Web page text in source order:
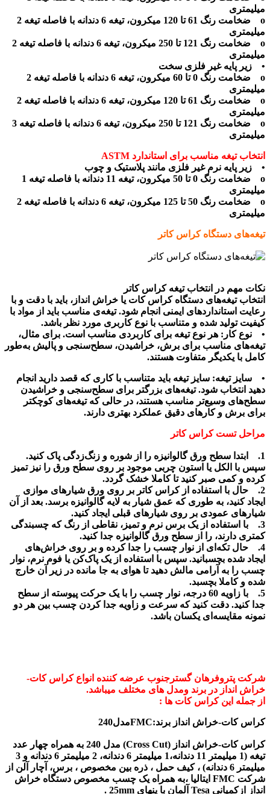
میلیمتری
o ضخامت رنگ 61 تا 120 میکرون، تیغه 6 دندانه با فاصله تیغه 2
میلیمتری
o ضخامت رنگ 121 تا 250 میکرون، تیغه 6 دندانه با فاصله تیغه 2
میلیمتری
• زیر پایه غیر فلزی سخت
o ضخامت رنگ 0 تا 60 میکرون، تیغه 6 دندانه با فاصله تیغه 2
میلیمتری
o ضخامت رنگ 61 تا 120 میکرون، تیغه 6 دندانه با فاصله تیغه 2
میلیمتری
o ضخامت رنگ 121 تا 250 میکرون، تیغه 6 دندانه با فاصله تیغه 3
میلیمتری
انتخاب تیغه مناسب برای استاندارد ASTM
• زیر پایه نرم غیر فلزی مانند پلاستیک و چوب
o ضخامت رنگ 0 تا 50 میکرون، تیغه 11 دندانه با فاصله تیغه 1
میلیمتری
o ضخامت رنگ 50 تا 125 میکرون، تیغه 6 دندانه با فاصله تیغه 2
میلیمتری
تیغه‌های دستگاه کراس کاتر
نکات مهم در انتخاب تیغه کراس کاتر
انتخاب تیغه‌های دستگاه کراس کات یا خراش انداز، باید با دقت و با
رعایت استانداردهای ایمنی انجام شود. تیغه‌ی مناسب باید از مواد با
کیفیت تولید شده و متناسب با نوع کاربری مورد نظر باشد.
• نوع کار: هر نوع تیغه برای کاربردی مناسب است. برای مثال،
تیغه‌های مناسب برای برش، خراشیدن، سطح‌سنجی و پالیش به‌طور
کامل با یکدیگر متفاوت هستند.
• سایز تیغه: سایز تیغه باید متناسب با کاری که قصد دارید انجام
دهید انتخاب شود. تیغه‌های بزرگتر برای سطح‌سنجی و خراشیدن
سطح‌های وسیع‌تر مناسب هستند، در حالی که تیغه‌های کوچکتر
برای برش و کارهای دقیق عملکرد بهتری دارند.
مراحل تست کراس کاتر
1. ابتدا سطح ورق گالوانیزه را از شوره و زنگ‌زدگی پاک کنید.
سپس با الکل یا استون چربی موجود بر روی سطح ورق را نیز تمیز
کرده و کمی صبر کنید تا کاملا خشک گردد.
2. حال با استفاده از کراس کاتر بر روی ورق شیارهای موازی
ایجاد کنید، به طوری که عمق شیار به لایه گالوانیزه برسد. بعد از آن
شیارهای عمودی بر روی شیارهای قبلی ایجاد کنید.
3. با استفاده از یک برس نرم و تمیز، نقاطی از رنگ که چسبندگی
کمتری دارند، را از سطح ورق گالوانیزه جدا کنید.
4. حال تکه‌ای از نوار چسب را جدا کرده و بر روی خراش‌های
ایجاد شده بچسبانید. سپس با استفاده از یک پاک‌کن یا فوم نرم، نوار
چسب را به آرامی مالش دهید تا هوای به جا مانده در زیر آن خارج
شده و کاملا بچسبد.
5. با زاویه 60 درجه، نوار چسب را با یک حرکت پیوسته از سطح
جدا کنید. دقت کنید که سرعت و زاویه جدا کردن چسب بین هر دو
نمونه مقایسه‌ای یکسان باشد.
شرکت پتروفرهان گسترجنوب عرضه کننده انواع کراس کات-
خراش انداز در برند ومدل های مختلف میباشد.
از جمله این کراس کات ها :
کراس کات-خراش انداز برند:FMCمدل240
کراس کات-خراش انداز (Cross Cut) مدل 240 به همراه چهار عدد
تیغه (1 میلیمتر 11 دندانه،1 میلیمتر 6 دندانه، 2 میلیمتر 6 دندانه و 3
میلیمتر 6 دندانه) ، كيف حمل ، ذره بین مخصوص ، برس، آچار آلن از
شركت FMC ایتالیا ،به همراه یک چسب مخصوص دستگاه خراش
انداز ازکمپانی Tesa آلمان با پنهای 25mm .